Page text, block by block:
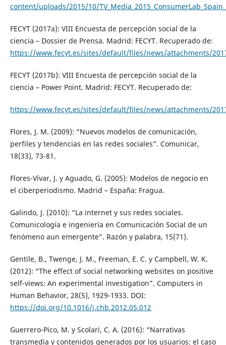
content/uploads/2015/10/
FECYT (2017a): VIII Encuesta de percepción social de la
ciencia – Dossier de Prensa. Madrid: FECYT. Recuperado de:
https://www.fecyt.es/sites/default/files/news/attachments/
FECYT (2017b): VIII Encuesta de percepción social de la
ciencia – Power Point. Madrid: FECYT. Recuperado de:
https://www.fecyt.es/sites/default/files/news/attachments/
Flores, J. M. (2009): “Nuevos modelos de comunicación,
perfiles y tendencias en las redes sociales”. Comunicar,
18(33), 73-81.
Flores-Vívar, J. y Aguado, G. (2005): Modelos de negocio en
el ciberperiodismo. Madrid – España: Fragua.
Galindo, J. (2010): “La internet y sus redes sociales.
Comunicología e ingeniería en Comunicación Social de un
fenómeno aun emergente”. Razón y palabra, 15(71).
Gentile, B., Twenge, J. M., Freeman, E. C. y Campbell, W. K.
(2012): “The effect of social networking websites on positive
self-views: An experimental investigation”. Computers in
Human Behavior, 28(5), 1929-1933. DOI:
https://doi.org/10.1016/j.chb.2012.05.012
Guerrero-Pico, M. y Scolari, C. A. (2016): “Narrativas
transmedia y contenidos generados por los usuarios: el caso